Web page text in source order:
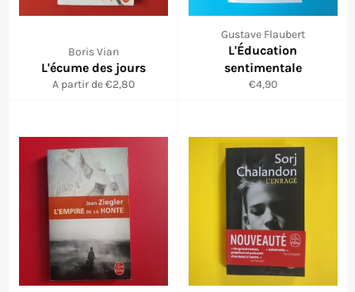
Boris Vian
L'écume des jours
A partir de €2,80
Gustave Flaubert
L'Éducation
sentimentale
Prix
€4,90